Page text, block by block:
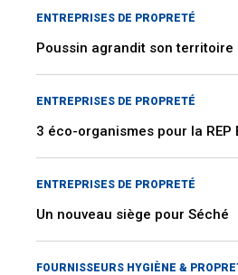
ENTREPRISES DE PROPRETÉ
Poussin agrandit son territoire
ENTREPRISES DE PROPRETÉ
3 éco-organismes pour la REP
ENTREPRISES DE PROPRETÉ
Un nouveau siège pour Séché
FOURNISSEURS HYGIÈNE &